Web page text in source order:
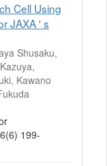
Cell Using
JAXA ' s
Shusaku,
Kawano
199-